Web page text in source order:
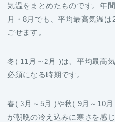
気温をまとめたものです。年
月・8月でも、平均最高気温
ごせます。
冬( 11月～2月 )は、平均最高
必須になる時期です。
春( 3月～5月 )や秋( 9月～10
が朝晩の冷え込みに寒さを感